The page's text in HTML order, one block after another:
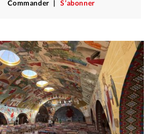
Commander S’abonner